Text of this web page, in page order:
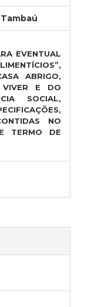
EVENTUAL
ABRIGO,
VIVER E DO
SOCIAL,
NO
TERMO DE